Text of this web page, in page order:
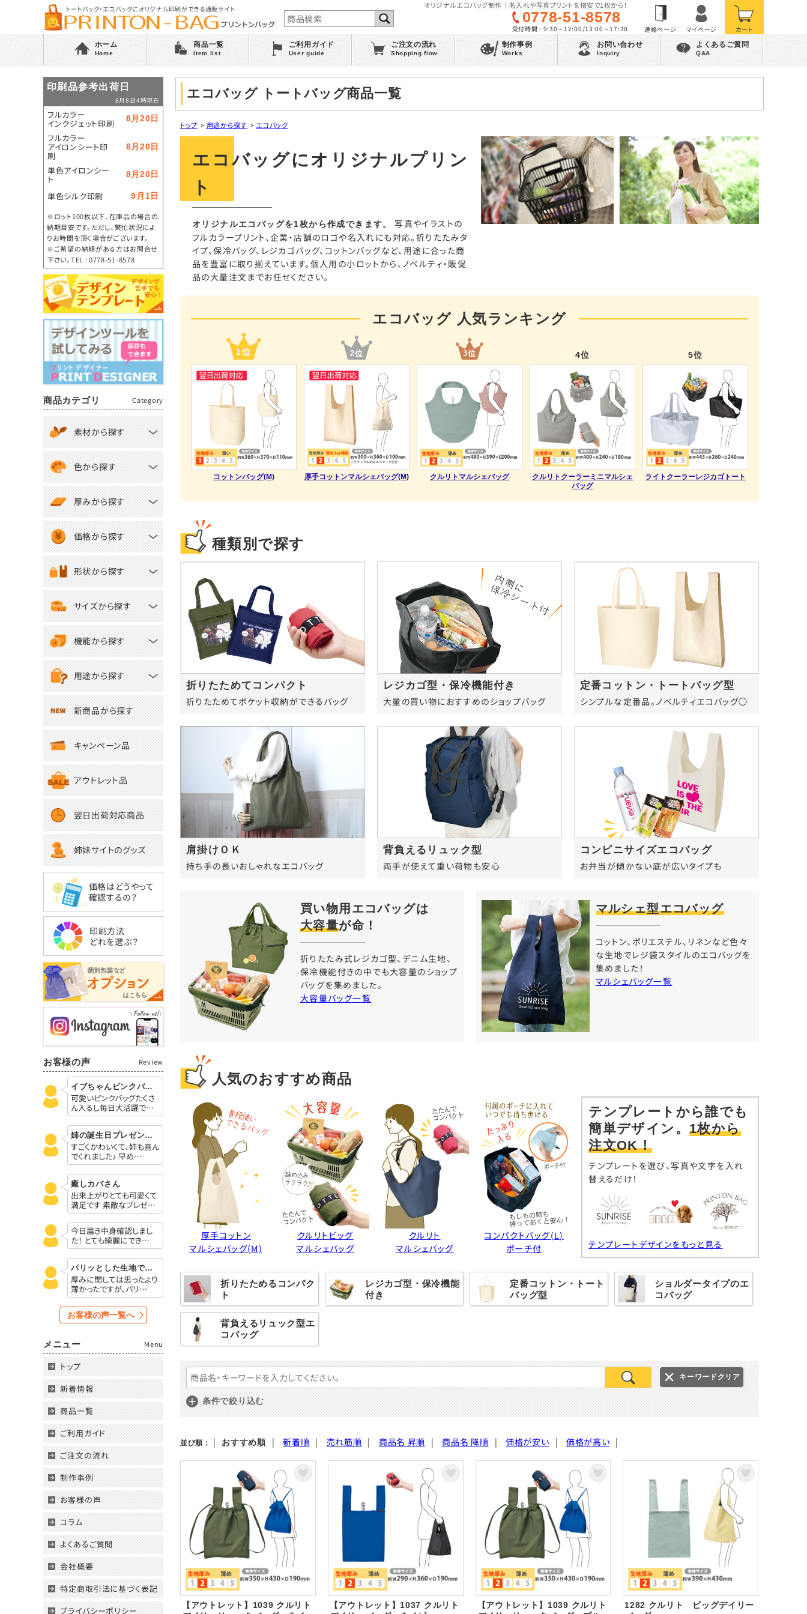
トートバッグ・エコバッグにオリジナル印刷ができる通販サイト オリジナルエコバッグ制作｜名入れや写真プリントを格安で1枚から！
0778-51-8578
受付時間 : 9:30～12:00/13:00～17:30
ホーム
Home
商品一覧
Item list
ご利用ガイド
User guide
ご注文の流れ
Shopping flow
制作事例
Works
お問い合わせ
Inquiry
よくあるご質問
Q&A
エコバッグ トートバッグ商品一覧
トップ > 用途から探す > エコバッグ
エコバッグにオリジナルプリン
ト
オリジナルエコバッグを1枚から作成できます。
写真やイラストの
フルカラープリント、企業・店舗のロゴや名入れにも対応。折りたたみタ
イプ、保冷バッグ、レジカゴバッグ、コットンバッグなど、用途に合った商
品を豊富に取り揃えています。個人用の小ロットから、ノベルティ・販促
品の大量注文までお任せください。
エコバッグ 人気ランキング
1位
コットンバッグ(M)
2位
厚手コットンマルシェバッグ(M)
3位
クルリトマルシェバッグ
4位
クルリトクーラーミニマルシェ
バッグ
5位
ライトクーラーレジカゴトート
種類別で探す
折りたためてコンパクト
折りたためてポケット収納ができるバッグ
レジカゴ型・保冷機能付き
大量の買い物におすすめのショップバッグ
定番コットン・トートバッグ型
シンプルな定番品。ノベルティエコバッグ◯
肩掛けＯＫ
持ち手の長いおしゃれなエコバッグ
背負えるリュック型
両手が使えて重い荷物も安心
コンビニサイズエコバッグ
お弁当が傾かない底が広いタイプも
買い物用エコバッグは
大容量が命！
折りたたみ式レジカゴ型、デニム生地、
保冷機能付きの中でも大容量のショップ
バッグを集めました。
大容量バッグ一覧
マルシェ型エコバッグ
コットン、ポリエステル、リネンなど色々
な生地でレジ袋スタイルのエコバッグを
集めました！
マルシェバッグ一覧
人気のおすすめ商品
厚手コットン
マルシェバッグ(M)
クルリトビッグ
マルシェバッグ
クルリト
マルシェバッグ
コンパクトバッグ(L)
ポーチ付
テンプレートから誰でも
簡単デザイン。1枚から
注文OK！
テンプレートを選び、写真や文字を入れ
替えるだけ！
テンプレートデザインをもっと見る
折りたためるコンパク
ト
レジカゴ型・保冷機能
付き
定番コットン・トート
バッグ型
ショルダータイプのエ
コバッグ
背負えるリュック型エ
コバッグ
キーワードクリア
条件で絞り込む
並び順： | おすすめ順 | 新着順 | 売れ筋順 | 商品名 昇順 | 商品名 降順 | 価格が安い | 価格が高い |
【アウトレット】1039 クルリト
【アウトレット】1037 クルリト
【アウトレット】1039 クルリト
1282 クルリト ビッグデイリー
印刷品参考出荷日
8月8日4時現在
フルカラー
インクジェット印刷 8月20日
フルカラー
アイロンシート印
刷
8月20日
単色アイロンシー
ト 8月20日
単色シルク印刷 9月1日
※ロット100枚以下、在庫品の場合の
納期目安です。ただし、繁忙状況によ
りお時間を頂く場合がございます。
※ご希望の納期がある方はお問合せ
下さい。TEL : 0778-51-8578
商品カテゴリ Category
素材から探す
色から探す
厚みから探す
価格から探す
形状から探す
サイズから探す
機能から探す
用途から探す
新商品から探す
キャンペーン品
アウトレット品
翌日出荷対応商品
姉妹サイトのグッズ
価格はどうやって
確認するの？
印刷方法
どれを選ぶ？
お客様の声 Review
イブちゃんピンクバッグ
可愛いピンクバッグたくさ
ん入るし毎日大活躍で…
姉の誕生日プレゼントに
すごくかわいくて、姉も喜ん
でくれました♪ 早め…
癒しカバさん
出来上がりとても可愛くて
満足です 素敵なプレゼ…
今日届き中身確認しまし
た！ とても綺麗にでき…
パリッとした生地でしっかり見える
厚みに関しては思ったより
薄かったですが、パリ…
お客様の声一覧へ
メニュー Menu
トップ
新着情報
商品一覧
ご利用ガイド
ご注文の流れ
制作事例
お客様の声
コラム
よくあるご質問
会社概要
特定商取引法に基づく表記
プライバシーポリシー